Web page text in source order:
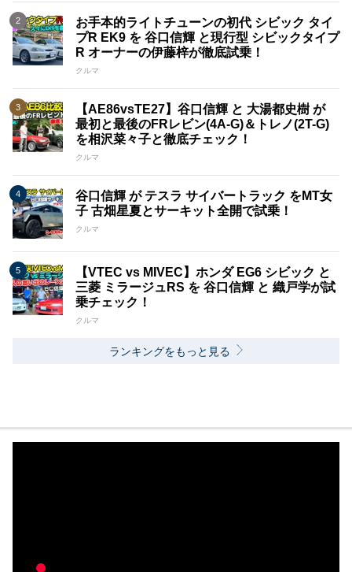
お手本的ライトチューンの初代 シビック タイ
プR EK9 を 谷口信輝 と現行型 シビックタイプ
R オーナーの伊藤梓が徹底試乗！
クルマ
【AE86vsTE27】谷口信輝 と 大湯都史樹 が
最初と最後のFRレビン(4A-G)＆トレノ(2T-G)
を相沢菜々子と徹底チェック！
クルマ
谷口信輝 が テスラ サイバートラック をMT女
子 古畑星夏とサーキット全開で試乗！
クルマ
【VTEC vs MIVEC】ホンダ EG6 シビック と
三菱 ミラージュRS を 谷口信輝 と 織戸学が試
乗チェック！
クルマ
ランキングをもっと見る